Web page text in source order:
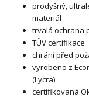
prodyšný,
materiál
trvalá ochrana
TÜV certifikace
chrání před
vyrobeno z
(Lycra)
certifikovaná